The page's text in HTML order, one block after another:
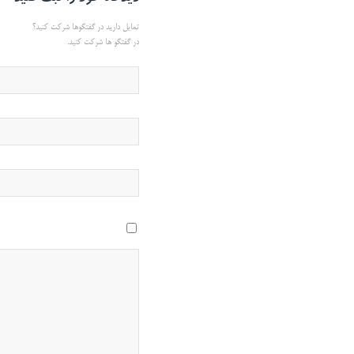
تمایل دارید در گفتگوها شرکت کنید؟
در گفتگو ها شرکت کنید.